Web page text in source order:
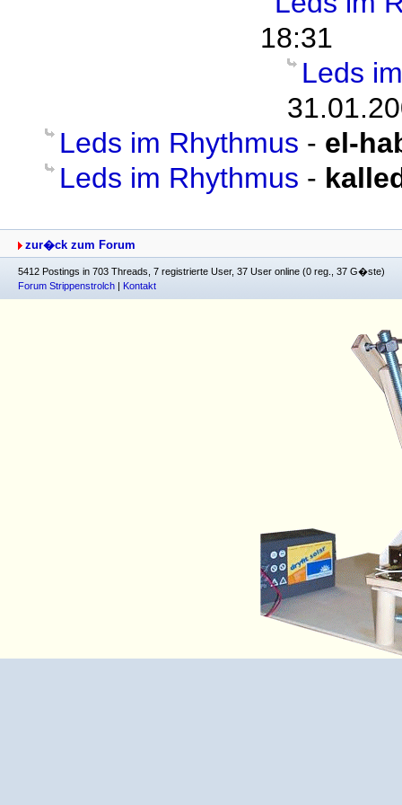
18:31
Leds
Leds im Rhythmus - el-
Leds im Rhythmus -
zur�ck zum Forum
5412 Postings in 703 Threads, 7 registrierte User, 37 User online (0 reg., 37 G�ste)
Forum Strippenstrolch | Kontakt